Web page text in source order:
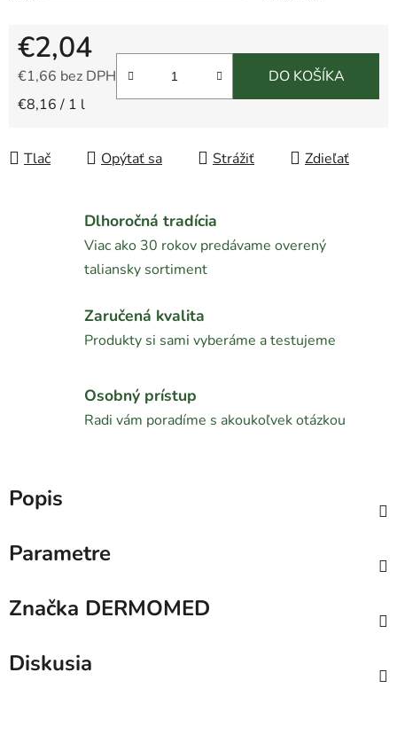
€2,04
€1,66 bez DPH
Jednotková cena:
€8,16 / 1 l
DO KOŠÍKA
Tlač Opýtať sa Strážiť Zdieľať
Dlhoročná tradícia
Viac ako 30 rokov predávame overený
taliansky sortiment
Zaručená kvalita
Produkty si sami vyberáme a testujeme
Osobný prístup
Radi vám poradíme s akoukoľvek otázkou
Popis
Parametre
Značka DERMOMED
Diskusia